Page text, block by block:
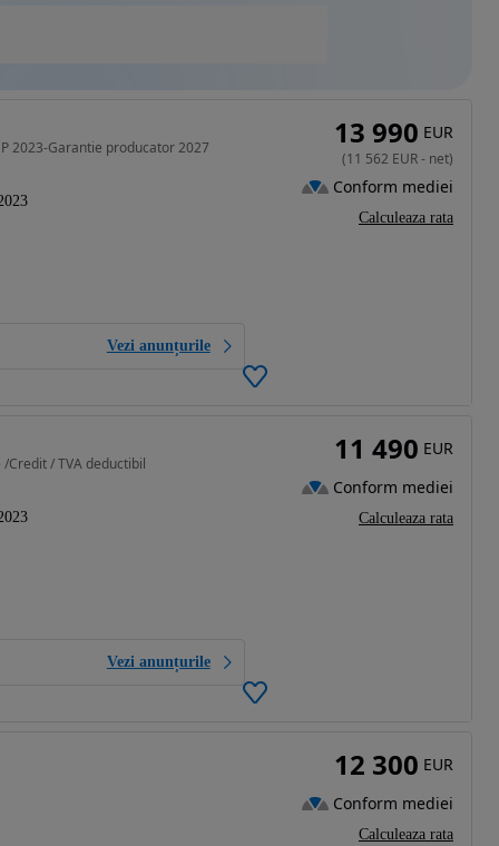
2023-Garantie producator 2027
Vezi anunțurile
13 990 EUR
(11 562 EUR- net)
Conform mediei
Calculeaza rata
Credit / TVA deductibil
Vezi anunțurile
11 490 EUR
Conform mediei
Calculeaza rata
12 300 EUR
Conform mediei
Calculeaza rata